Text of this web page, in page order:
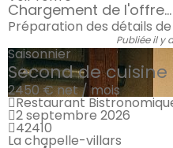
Chargement de l'offre...
Préparation des détails
Publiée il y
Saisonnier
Second de cuisine
2450 €net / mois
Restaurant
2 septembre 2026
42410
La chapelle-villars